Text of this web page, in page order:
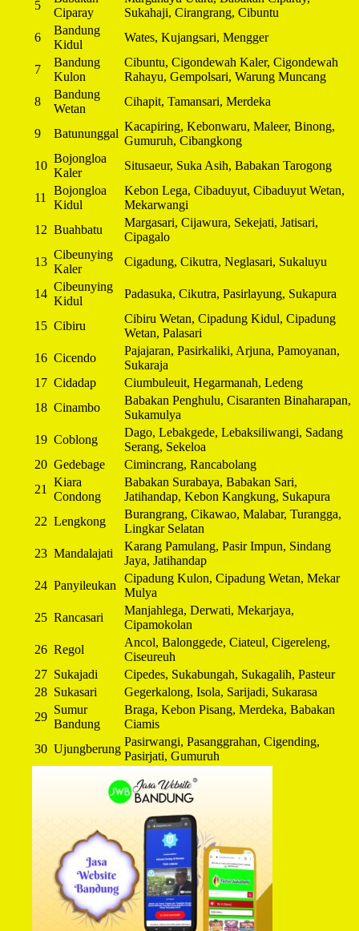
5
Ciparay
Sukahaji, Cirangrang, Cibuntu
6
Bandung
Kidul
Wates, Kujangsari, Mengger
7
Bandung
Kulon
Cibuntu, Cigondewah Kaler, Cigondewah
Rahayu, Gempolsari, Warung Muncang
8
Bandung
Wetan
Cihapit, Tamansari, Merdeka
9 Batununggal
Kacapiring, Kebonwaru, Maleer, Binong,
Gumuruh, Cibangkong
10
Bojongloa
Kaler
Situsaeur, Suka Asih, Babakan Tarogong
11
Bojongloa
Kidul
Kebon Lega, Cibaduyut, Cibaduyut Wetan,
Mekarwangi
12 Buahbatu
Margasari, Cijawura, Sekejati, Jatisari,
Cipagalo
13
Cibeunying
Kaler
Cigadung, Cikutra, Neglasari, Sukaluyu
14
Cibeunying
Kidul
Padasuka, Cikutra, Pasirlayung, Sukapura
15 Cibiru
Cibiru Wetan, Cipadung Kidul, Cipadung
Wetan, Palasari
16 Cicendo
Pajajaran, Pasirkaliki, Arjuna, Pamoyanan,
Sukaraja
17 Cidadap
Ciumbuleuit, Hegarmanah, Ledeng
18 Cinambo
Babakan Penghulu, Cisaranten Binaharapan,
Sukamulya
19 Coblong
Dago, Lebakgede, Lebaksiliwangi, Sadang
Serang, Sekeloa
20 Gedebage
Cimincrang, Rancabolang
21
Kiara
Condong
Babakan Surabaya, Babakan Sari,
Jatihandap, Kebon Kangkung, Sukapura
22 Lengkong
Burangrang, Cikawao, Malabar, Turangga,
Lingkar Selatan
23 Mandalajati
Karang Pamulang, Pasir Impun, Sindang
Jaya, Jatihandap
24 Panyileukan
Cipadung Kulon, Cipadung Wetan, Mekar
Mulya
25 Rancasari
Manjahlega, Derwati, Mekarjaya,
Cipamokolan
26 Regol
Ancol, Balonggede, Ciateul, Cigereleng,
Ciseureuh
27 Sukajadi
Cipedes, Sukabungah, Sukagalih, Pasteur
28 Sukasari
Gegerkalong, Isola, Sarijadi, Sukarasa
29
Sumur
Bandung
Braga, Kebon Pisang, Merdeka, Babakan
Ciamis
30 Ujungberung
Pasirwangi, Pasanggrahan, Cigending,
Pasirjati, Gumuruh